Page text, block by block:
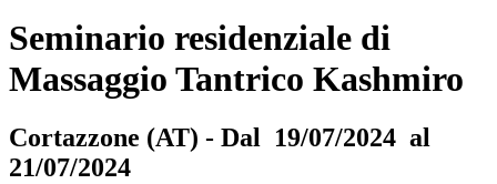
Seminario residenziale di
Massaggio Tantrico Kashmiro
Cortazzone (AT) - Dal 19/07/2024 al
21/07/2024